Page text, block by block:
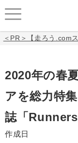
＜PR＞【走ろう.com
2020年の春
アを総力特
誌「
作成日